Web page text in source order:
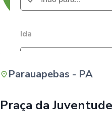
Ida
Parauapebas - PA
Praça da